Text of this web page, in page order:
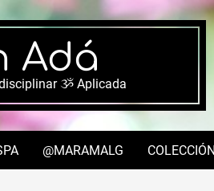
Adá
ૐ Aplicada
Secondary
@MARAMALG COLECCIÓN